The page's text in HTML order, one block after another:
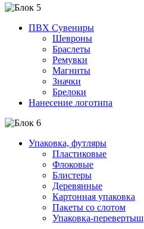
ПВХ Сувениры
Шевроны
Браслеты
Ремувки
Магниты
Значки
Брелоки
Нанесение логотипа
Упаковка, футляры
Пластиковые
Флоковые
Блистеры
Деревянные
Картонная упаковка
Пакеты со слотом
Упаковка-перевертыш